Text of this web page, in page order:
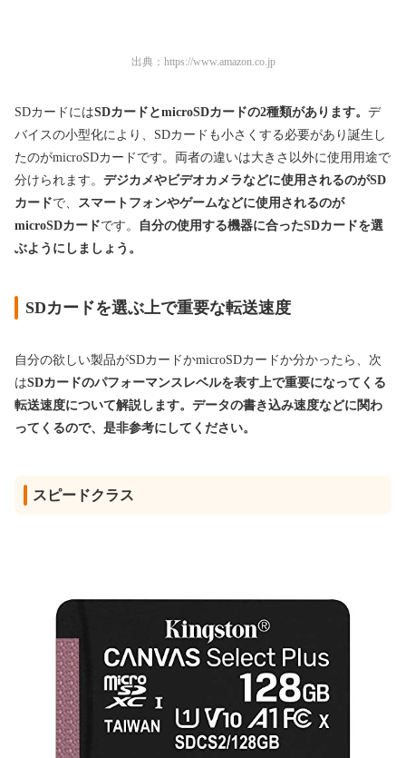
出典： https://www.amazon.co.jp
SDカードにはSDカードとmicroSDカードの2種類があります。 デ
バイスの小型化により、SDカードも小さくする必要があり誕生し
たのがmicroSDカードです。両者の違いは大きさ以外に使用用途で
分けられます。 デジカメやビデオカメラなどに使用されるのがSD
カードで、
スマートフォンやゲームなどに使用されるのが
microSDカードです。
自分の使用する機器に合ったSDカードを選
ぶようにしましょう。
SDカードを選ぶ上で重要な転送速度
自分の欲しい製品がSDカードかmicroSDカードか分かったら、次
はSDカードのパフォーマンスレベルを表す上で重要になってくる
転送速度について解説します。 データの書き込み速度などに関わ
ってくるので、是非参考にしてください。
スピードクラス